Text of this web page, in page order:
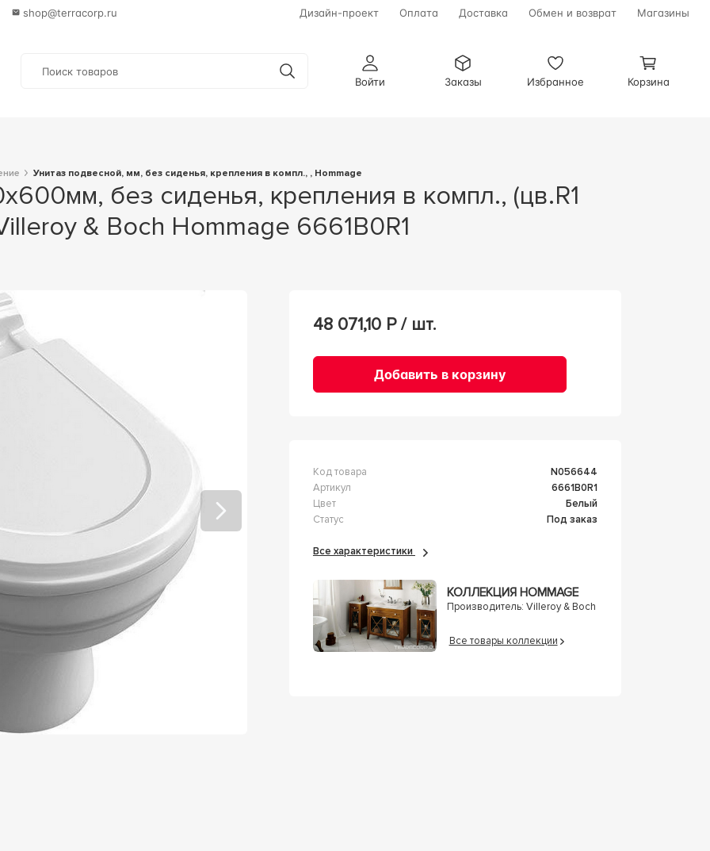
shop@terracorp.ru Дизайн-проект Оплата Доставка Обмен и возврат Магазины
Войти
Заказы Избранное Корзина
Унитаз подвесной, мм, без сиденья, крепления в компл., , Hommage
& Boch Hommage 6661B0R1
48 071,10 Р / шт.
Добавить в корзину
Код товара
n056644
Артикул
6661B0R1
Цвет
Белый
Статус
Под заказ
Все характеристики
КОЛЛЕКЦИЯ HOMMAGE
Производитель: Villeroy & Boch
Все товары коллекции